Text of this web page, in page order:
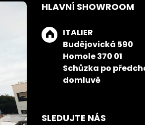
HLAVNÍ SHOWROOM
ITALIER
Budějovická 590
Homole 370 01
Schůzka po
domluvě
SLEDUJTE NÁS